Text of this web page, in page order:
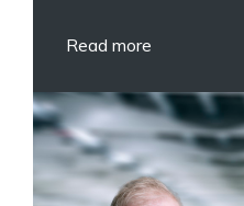
Read more